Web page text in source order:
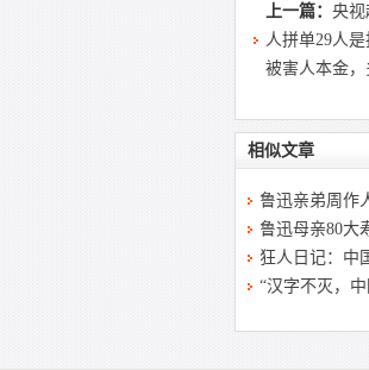
上一篇： 央视
人拼单29人
被害人本金
相似文章
鲁迅亲弟周作
鲁迅母亲80大
狂人日记：中
“汉字不灭，